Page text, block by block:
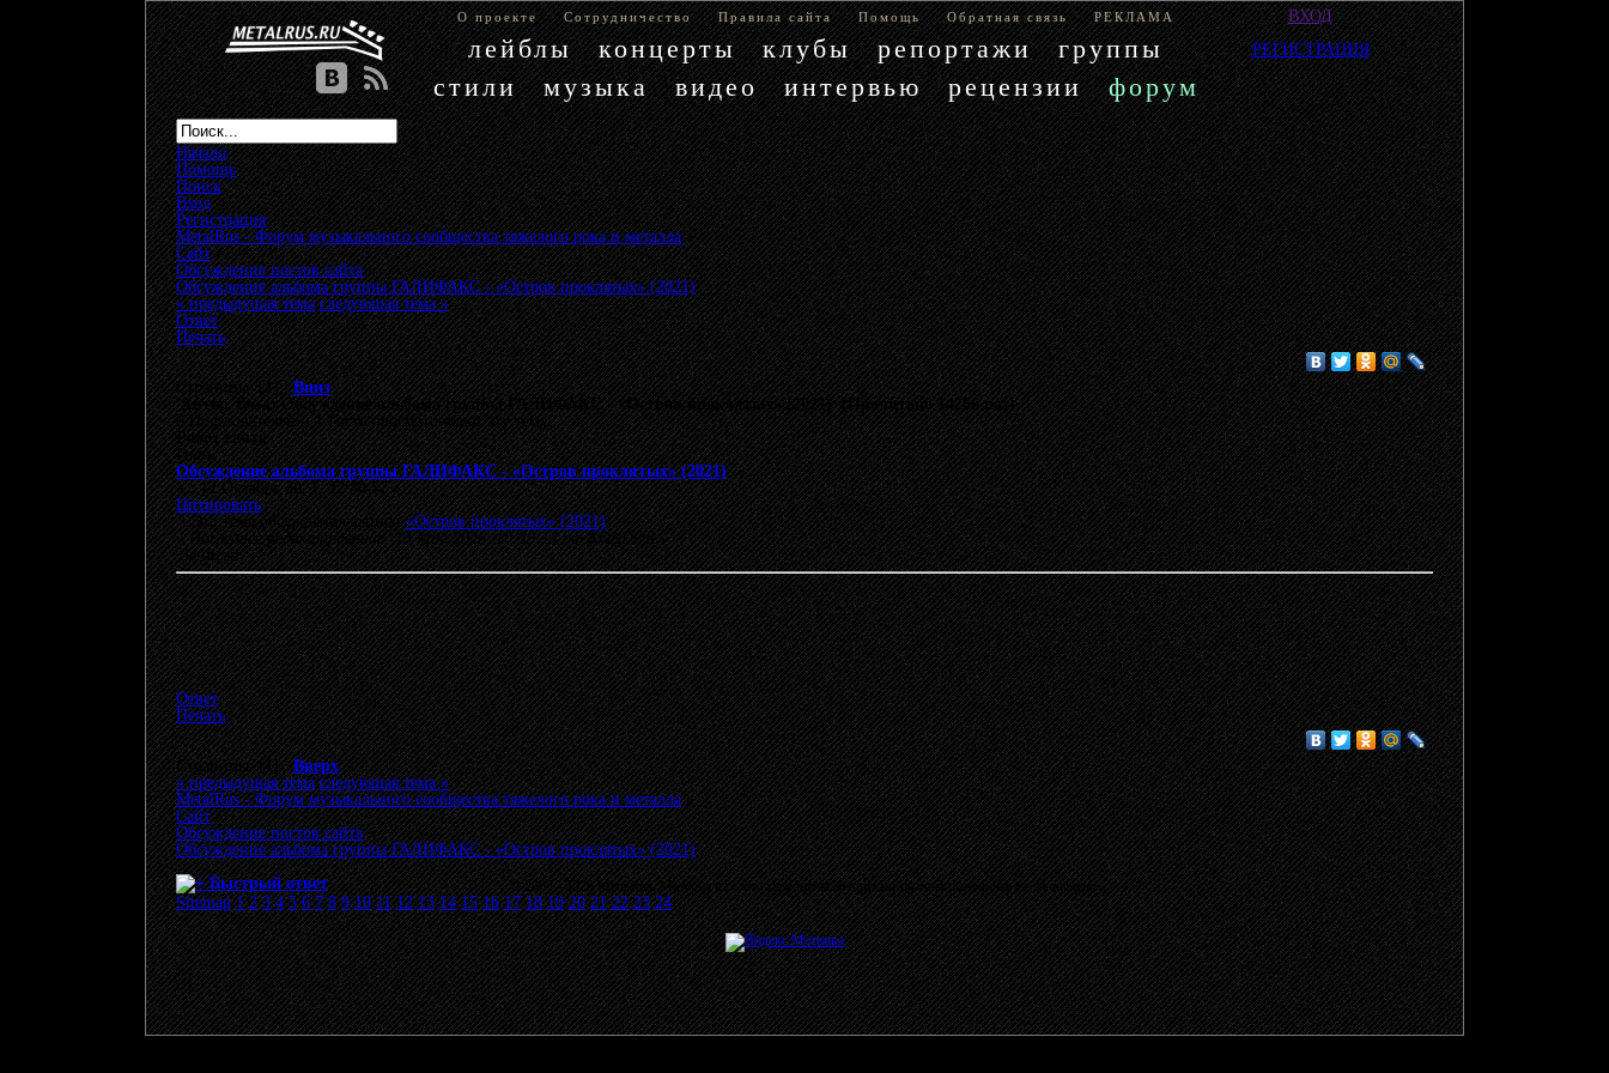
О проекте Сотрудничество Правила сайта Помощь Обратная связь РЕКЛАМА
лейблы концерты клубы репортажи
группы
стили
музыка видео интервью рецензии форум
ВХОД
РЕГИСТРАЦИЯ
Начало
Помощь
Поиск
Вход
Регистрация
MetalRus - Форум музыкального сообщества тяжелого рока и металла»
Сайт»
Обсуждение постов сайта»
Обсуждение альбома группы ГАЛИФАКС - «Остров проклятых» (2021)
« предыдущая тема следующая тема »
Ответ
Печать
Страницы: [1]Вниз
АвторТема: Обсуждение альбома группы ГАЛИФАКС - «Остров проклятых» (2021) (Прочитано 14266 раз)
0 Пользователей и 1 Гость просматривают эту тему.
Робот сайта
Гость
Обсуждение альбома группы ГАЛИФАКС - «Остров проклятых» (2021)
«:12 Октябрь 2021, 22:40:57 »
Цитировать
Это тема обсуждения записи«Остров проклятых» (2021).
«Последнее редактирование: 13 Май 2026, 10:39:14 от KONDOR»
Записан
Ответ
Печать
Страницы: [1]Вверх
« предыдущая тема следующая тема »
MetalRus - Форум музыкального сообщества тяжелого рока и металла»
Сайт»
Обсуждение постов сайта»
Обсуждение альбома группы ГАЛИФАКС - «Остров проклятых» (2021)
Быстрый ответ
Sitemap 1 2 3 4 5 6 7 8 9 10 11 12 13 14 15 16 17 18 19 20 21 22 23 24
© 2003 - 2026 MetalRus. Материалы сайта защищены авторским правом. Копирование запрещено.